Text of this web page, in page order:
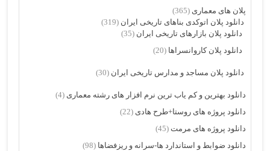
پلان های معماری (365)
دانلود پلان اتوکدی بناهای تاریخی ایران (319)
دانلود پلان بازارهای تاریخی ایران (35)
دانلود پلان کاروانسراها (20)
دانلود پلان مساجد و مدارس تاریخی ایران (30)
دانلود بهترین و کم یاب ترین نرم افزار های رشته معماری (4)
دانلود پروژه های روستا+طرح هادی (22)
دانلود پروژه های مرمت (45)
دانلود ضوابط و استاندارد ها-سرانه و ریزفضاها (98)